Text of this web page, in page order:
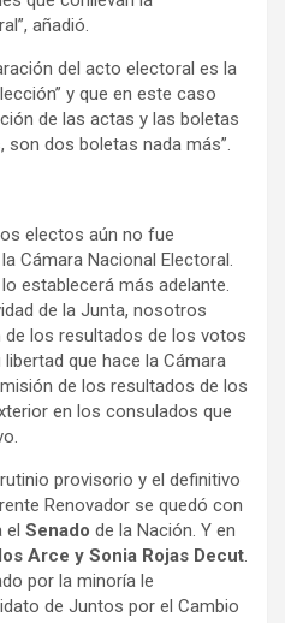
añadió.
del acto electoral es la
y que en este caso
de las actas y las boletas
dos boletas nada más”.
electos aún no fue
Cámara Nacional Electoral.
establecerá más adelante.
de la Junta, nosotros
los resultados de los votos
que hace la Cámara
de los resultados de los
en los consulados que
provisorio y el definitivo
Renovador se quedó con
el Senado de la Nación. Y en
Arce y Sonia Rojas Decut.
por la minoría le
de Juntos por el Cambio